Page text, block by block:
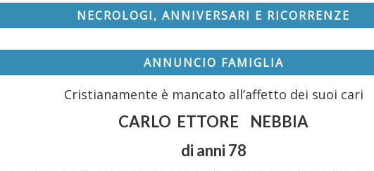
NECROLOGI, ANNIVERSARI E RICORRENZE
ANNUNCIO FAMIGLIA
Cristianamente è mancato all’affetto dei suoi cari
CARLO ETTORE NEBBIA
di anni 78